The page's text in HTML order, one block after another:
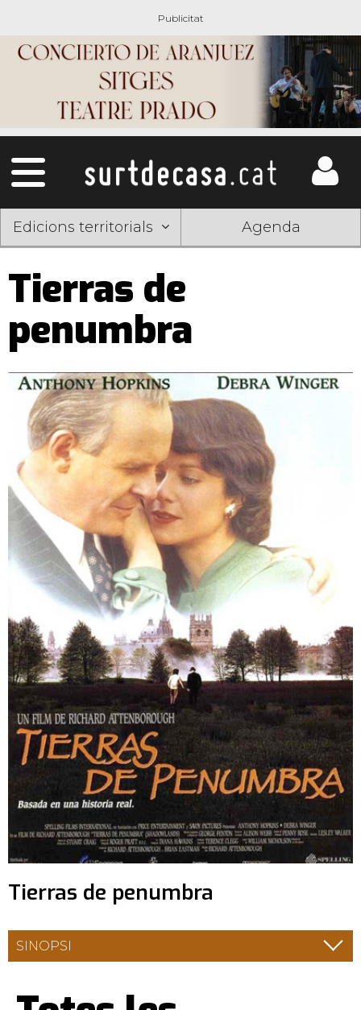
Edicions territorials Agenda
Tierras de
penumbra
Tierras de penumbra
SINOPSI